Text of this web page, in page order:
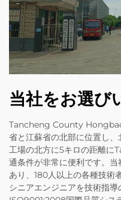
当社をお選び
Tancheng County
省と江蘇省の北部に位置し、
工場の北方に5キロの距離に
通条件が非常に便利です。
あり、180人以上の各種技術
シニアエンジニアを技術指導